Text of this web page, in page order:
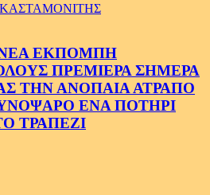
ΕΚΠΟΜΠΗ
ΠΡΕΜΙΕΡΑ ΣΗΜΕΡΑ
ΤΗΝ ΑΝΟΠΑΙΑ ΑΤΡΑΠΟ
ΕΝΑ ΠΟΤΗΡΙ
ΤΡΑΠΕΖΙ